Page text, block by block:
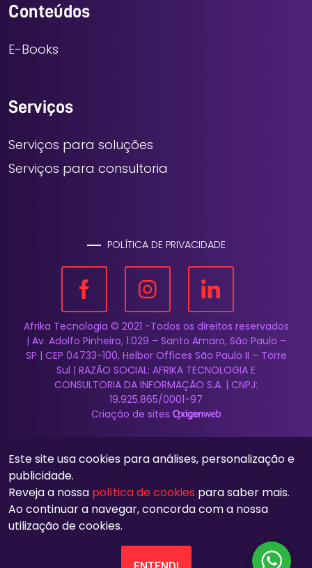
Conteúdos
E-Books
Serviços
Serviços para soluções
Serviços para consultoria
POLÍTICA DE PRIVACIDADE
Afrika Tecnologia © 2021 -Todos os direitos reservados
| Av. Adolfo Pinheiro, 1.029 – Santo Amaro, São Paulo –
SP | CEP 04733-100, Helbor Offices São Paulo II – Torre
Sul | RAZÃO SOCIAL: AFRIKA TECNOLOGIA E
CONSULTORIA DA INFORMAÇÃO S.A. | CNPJ:
19.925.865/0001-97
Criação de sites
Este site usa cookies para análises, personalização e
publicidade.
Reveja a nossa política de cookies para saber mais.
Ao continuar a navegar, concorda com a nossa
utilização de cookies.